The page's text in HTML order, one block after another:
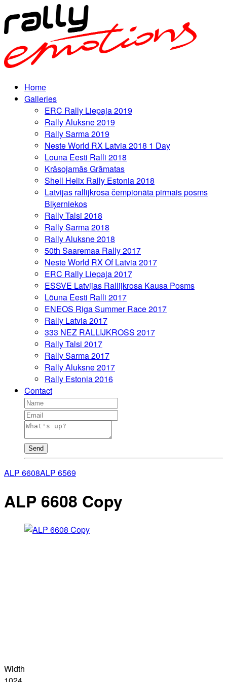
Home
Galleries
ERC Rally Liepaja 2019
Rally Aluksne 2019
Rally Sarma 2019
Neste World RX Latvia 2018 1 Day
Louna Eesti Ralli 2018
Krāsojamās Grāmatas
Shell Helix Rally Estonia 2018
Latvijas rallijkrosa čempionāta pirmais posms
Biķerniekos
Rally Talsi 2018
Rally Sarma 2018
Rally Aluksne 2018
50th Saaremaa Rally 2017
Neste World RX Of Latvia 2017
ERC Rally Liepaja 2017
ESSVE Latvijas Rallijkrosa Kausa Posms
Lõuna Eesti Ralli 2017
ENEOS Riga Summer Race 2017
Rally Latvia 2017
333 NEZ RALLIJKROSS 2017
Rally Talsi 2017
Rally Sarma 2017
Rally Aluksne 2017
Rally Estonia 2016
Contact
Send
ALP 6608ALP 6569
ALP 6608 Copy
Width